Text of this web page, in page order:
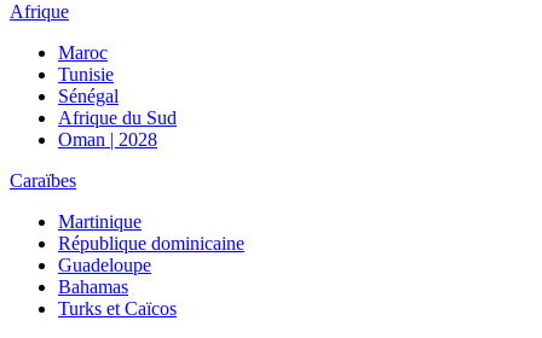
Afrique
Maroc
Tunisie
Sénégal
Afrique du Sud
Oman | 2028
Caraïbes
Martinique
République dominicaine
Guadeloupe
Bahamas
Turks et Caïcos